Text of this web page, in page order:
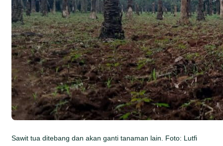
Sawit tua ditebang dan akan ganti tanaman lain. Foto: Lutfi